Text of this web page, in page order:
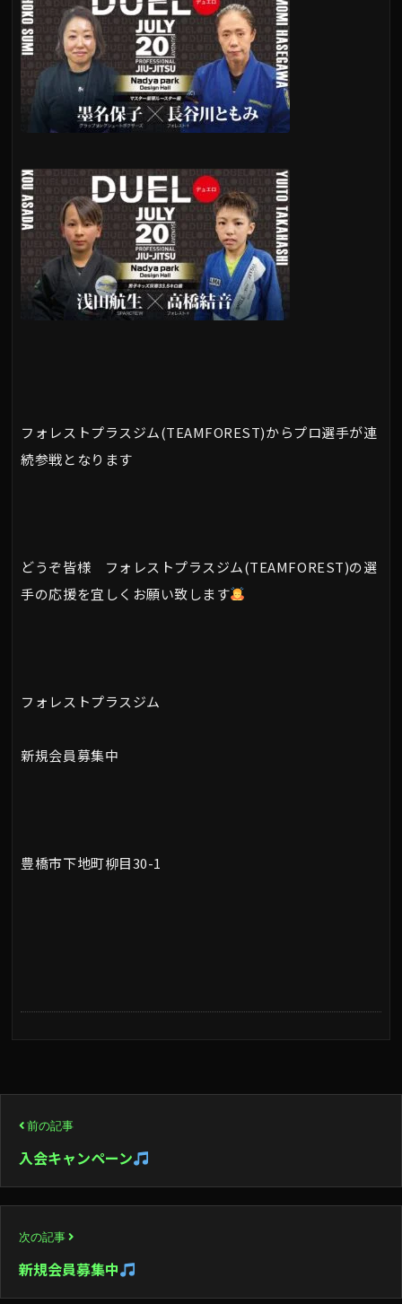
フォレストプラスジム(TEAMFOREST)からプロ選手が連
続参戦となります
どうぞ皆様 フォレストプラスジム(TEAMFOREST)の選
手の応援を宜しくお願い致します
フォレストプラスジム
新規会員募集中
豊橋市下地町柳目30-1
稿
ナ
ビ
ゲ
ー
前の記事
入会キャンペーン
次の記事
新規会員募集中